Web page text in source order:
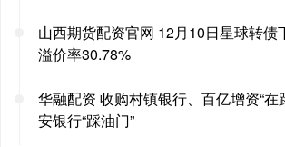
山西期货配资官网 12月10日星球转债
溢价率30.78%
华融配资 收购村镇银行、百亿增资“在
安银行“踩油门”